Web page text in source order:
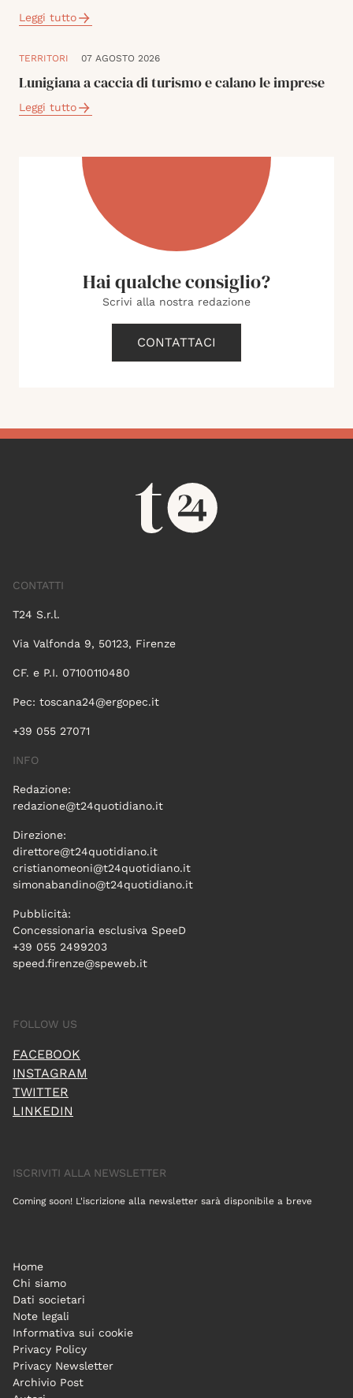
Leggi tutto
TERRITORI 07 AGOSTO 2026
Lunigiana a caccia di turismo e calano le imprese
Leggi tutto
Hai qualche consiglio?
Scrivi alla nostra redazione
CONTATTACI
CONTATTI
T24 S.r.l.
Via Valfonda 9, 50123, Firenze
CF. e P.I. 07100110480
Pec: toscana24@ergopec.it
+39 055 27071
INFO
Redazione:
redazione@t24quotidiano.it
Direzione:
direttore@t24quotidiano.it
cristianomeoni@t24quotidiano.it
simonabandino@t24quotidiano.it
Pubblicità:
Concessionaria esclusiva SpeeD
+39 055 2499203
speed.firenze@speweb.it
FOLLOW US
FACEBOOK
INSTAGRAM
TWITTER
LINKEDIN
ISCRIVITI ALLA NEWSLETTER
Coming soon! L'iscrizione alla newsletter sarà disponibile a breve
Home
Chi siamo
Dati societari
Note legali
Informativa sui cookie
Privacy Policy
Privacy Newsletter
Archivio Post